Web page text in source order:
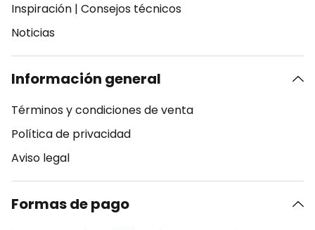
Inspiración | Consejos técnicos
Noticias
Información general
Términos y condiciones de venta
Política de privacidad
Aviso legal
Formas de pago